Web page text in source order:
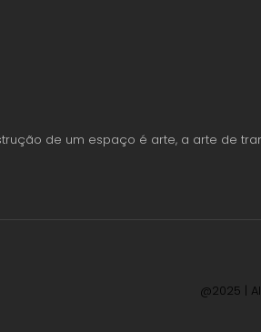
de um espaço é arte, a arte de
@2025 |